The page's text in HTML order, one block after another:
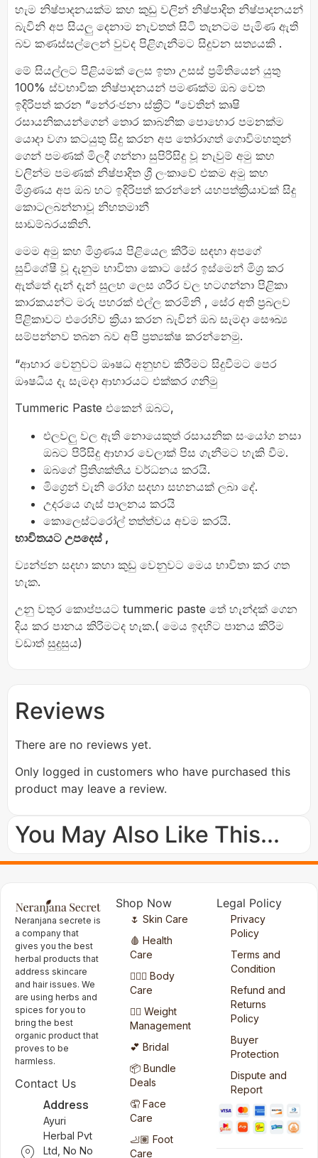
හැම නිෂ්පාදනයක්ම කහ කුඩු වලින් නිෂ්පාදිත නිෂ්පාදනයන්
බැවිනි අප සියලු දෙනාම නැවතත් සිටි තැනටම පැමිණ ඇති
බව කණස්සල්ලෙන් වුවද පිළිගැනීමට සිදුවන සත්‍යයකි .
මේ සියල්ලට පිළියමක් ලෙස ඉතා උසස් ප්‍රමිතියෙන් යුතු
100% ස්වභාවික නිෂ්පාදනයන් පමණක්ම ඔබ වෙත
ඉදිරිපත් කරන “නේරංජනා ස්ක්‍රිට් “වෙතින් කෘෂි
රසායනිකයන්ගෙන් තොර කාබනික පොහොර පමනක්ම
යොදා වගා කටයුතු සිදු කරන අප තෝරාගත් ගොවිමහතුන්
ගෙන් පමණක් මිලදී ගන්නා සුපිරිසිදු වූ නැවුම් අමු කහ
වලින්ම පමණක් නිෂ්පාදිත ශ්‍රී ලංකාවේ එකම අමු කහ
මිශ්‍රණය අප ඔබ හට ඉදිරිපත් කරන්නේ යහපත්ක්‍රියාවක් සිදු
කොටලබන්නාවූ නිහතමානී
සාඩම්බරයකිනි.
මෙම අමු කහ මිශ්‍රණය පිළියෙල කිරීම සඳහා අපගේ
සුවිශේෂී වූ දැනුම භාවිතා කොට සේර ඉස්මෙන් මිශ්‍ර කර
ඇත්තේ දැන් දැන් සුලභ ලෙස ශරීර වල හටගන්නා පිළිකා
කාරකයන්ට මරු පහරක් එල්ල කරමිනි , සේර අති ප්‍රබලව
පිළිකාවට එරෙහිව ක්‍රියා කරන බැවින් ඔබ සැමදා සෞඛ්‍ය
සම්පන්නව තබන බව අපි ප්‍රත්‍යක්ෂ කරන්නෙමු.
“ආහාර වෙනුවට ඖෂධ අනුභව කිරීමට සිදුවීමට පෙර
ඖෂධීය දැ සැමදා ආහාරයට එක්කර ගනිමු
Tummeric Paste එකෙන් ඔබට,
එලවලු වල ඇති නොයෙකුත් රසායනික සංයෝග නසා
ඔබට පිරිසිදු ආහාර වෙලාක් පිස ගැනීමට හැකි වීම.
ඔබගේ ප්‍රිතිශක්තිය වර්ධනය කරයි.
මිග්‍රෙන් වැනි රෝග සදහා සහනයක් ලබා දේ.
උදරයෙ ගැස් පාලනය කරයි
කොලෙස්ටරෝල් තත්ත්වය අවම කරයි.
භාවිතයට උපදෙස් ,
ව්‍යන්ජන සදහා කහා කුඩු වෙනුවට මෙය භාවිතා කර ගත
හැක.
උනු වතුර කොප්පයට tummeric paste තේ හැන්දක් ගෙන
දිය කර පානය කිරිමටද හැක.( මෙය ඉදහිට පානය කිරිම
වඩාත් සුදුසුය)
Reviews
There are no reviews yet.
Only logged in customers who have purchased this
product may leave a review.
You May Also Like This...
Neranjana secrete is
a company that
gives you the best
herbal products that
address skincare
and hair issues. We
are using herbs and
spices for you to
bring the best
organic product that
proves to be
harmless.
Contact Us
Address
Ayuri
Herbal Pvt
Ltd, No No
Shop Now
🌷 Skin Care
🩸 Health
Care
🧖🏻‍♀️ Body
Care
🏋️‍♀️ Weight
Management
💕 Bridal
📦 Bundle
Deals
🤦 Face
Care
🦶🏽 Foot
Care
Legal Policy
Privacy
Policy
Terms and
Condition
Refund and
Returns
Policy
Buyer
Protection
Dispute and
Report